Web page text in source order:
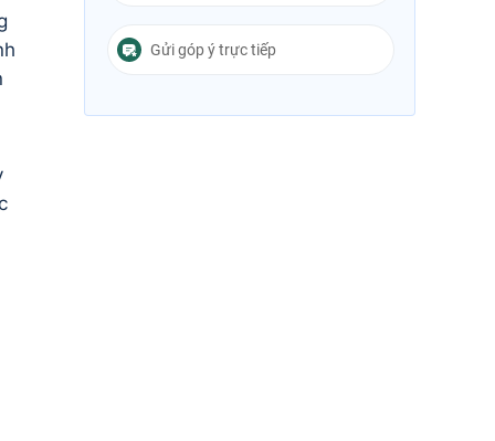
Gửi góp ý trực tiếp